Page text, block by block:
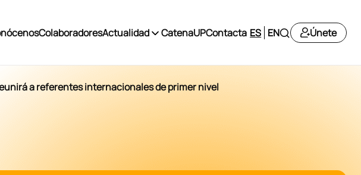
ColaboradoresActualidad CatenaUPContacta ES EN Únete
a referentes internacionales de primer nivel